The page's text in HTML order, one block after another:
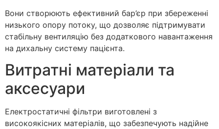
Вони створюють ефективний бар’єр при збереженні
низького опору потоку, що дозволяє підтримувати
стабільну вентиляцію без додаткового навантаження
на дихальну систему пацієнта.
Витратні матеріали та
аксесуари
Електростатичні фільтри виготовлені з
високоякісних матеріалів, що забезпечують надійне